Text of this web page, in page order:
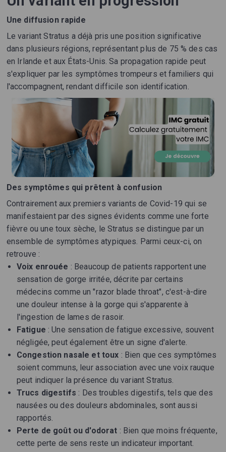
Une diffusion rapide
Le variant Stratus a déjà pris une position significative
dans plusieurs régions, représentant plus de 75 % des cas
en Irlande et aux États-Unis. Sa propagation rapide peut
s'expliquer par les symptômes trompeurs et familiers qui
l'accompagnent, rendant difficile son identification.
Des symptômes qui prêtent à confusion
Contrairement aux premiers variants de Covid-19 qui se
manifestaient par des signes évidents comme une forte
fièvre ou une toux sèche, le Stratus se distingue par un
ensemble de symptômes atypiques. Parmi ceux-ci, on
retrouve :
Voix enrouée : Beaucoup de patients rapportent une
sensation de gorge irritée, décrite par certains
médecins comme un "razor blade throat", c'est-à-dire
une douleur intense à la gorge qui s'apparente à
l'ingestion de lames de rasoir.
Fatigue : Une sensation de fatigue excessive, souvent
négligée, peut également être un signe d'alerte.
Congestion nasale et toux : Bien que ces symptômes
soient communs, leur association avec une voix rauque
peut indiquer la présence du variant Stratus.
Trucs digestifs : Des troubles digestifs, tels que des
nausées ou des douleurs abdominales, sont aussi
rapportés.
Perte de goût ou d'odorat : Bien que moins fréquente,
cette perte de sens reste un indicateur important.